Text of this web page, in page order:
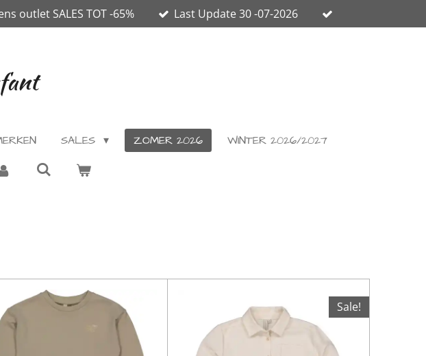
outlet SALES TOT -65% Last Update 30 -07-2026
SALES ZOMER 2026
WINTER 2026/2027
Sale!